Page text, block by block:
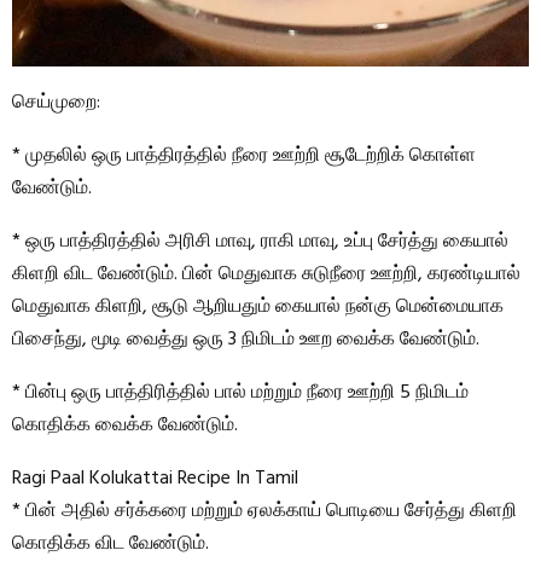
செய்முறை:
* முதலில் ஒரு பாத்திரத்தில் நீரை ஊற்றி சூடேற்றிக் கொள்ள
வேண்டும்.
* ஒரு பாத்திரத்தில் அரிசி மாவு, ராகி மாவு, உப்பு சேர்த்து கையால்
கிளறி விட வேண்டும். பின் மெதுவாக சுடுநீரை ஊற்றி, கரண்டியால்
மெதுவாக கிளறி, சூடு ஆறியதும் கையால் நன்கு மென்மையாக
பிசைந்து, மூடி வைத்து ஒரு 3 நிமிடம் ஊற வைக்க வேண்டும்.
* பின்பு ஒரு பாத்திரித்தில் பால் மற்றும் நீரை ஊற்றி 5 நிமிடம்
கொதிக்க வைக்க வேண்டும்.
Ragi Paal Kolukattai Recipe In Tamil
* பின் அதில் சர்க்கரை மற்றும் ஏலக்காய் பொடியை சேர்த்து கிளறி
கொதிக்க விட வேண்டும்.